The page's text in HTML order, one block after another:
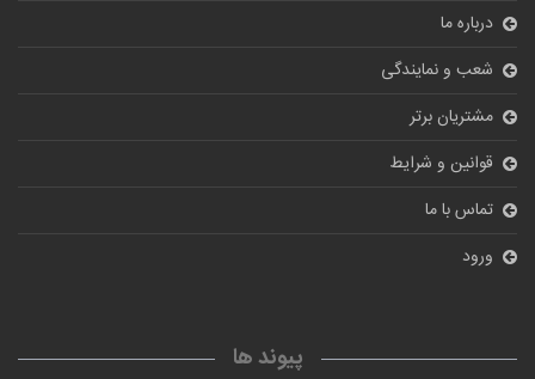
درباره ما
شعب و نمایندگی
مشتریان برتر
قوانین و شرایط
تماس با ما
ورود
پیوند ها